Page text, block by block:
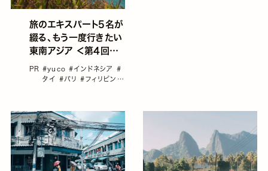
旅のエキスパート5名が
綴る、もう一度行きたい
東南アジア ＜第4回＞
訪れるたびに魅力が増
す国「インドネシア」／
PR #yuco#インドネシア #
タイ #バリ#フィリピン#